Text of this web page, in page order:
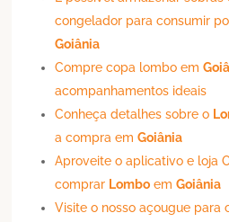
congelador para consumir
Goiânia
Compre copa lombo em
acompanhamentos ideais
Conheça detalhes sobre o
a compra emGoiânia
Aproveite o aplicativo e loja
comprar Lombo emGoiânia
Visite o nosso açougue para